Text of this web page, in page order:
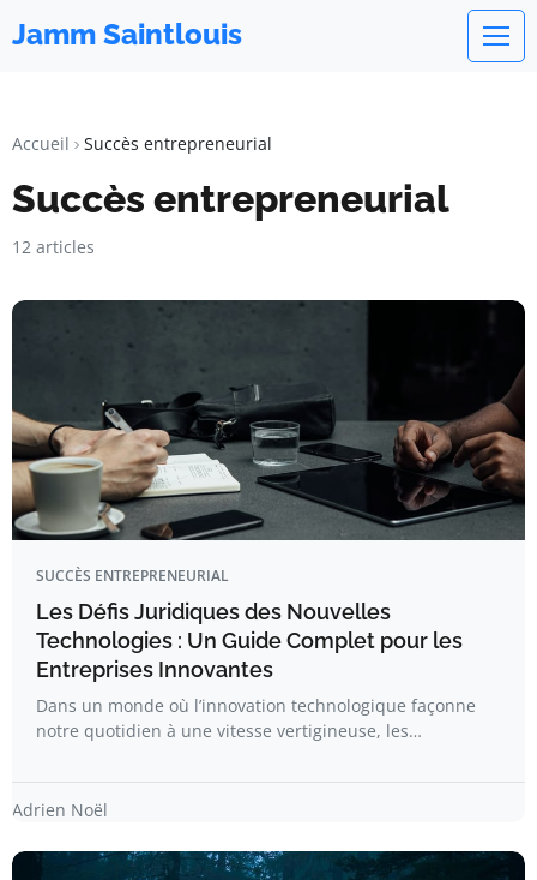
Jamm Saintlouis
Accueil Succès entrepreneurial
Succès entrepreneurial
12 articles
SUCCÈS ENTREPRENEURIAL
Les Défis Juridiques des Nouvelles
Technologies : Un Guide Complet pour les
Entreprises Innovantes
Dans un monde où l’innovation technologique façonne
notre quotidien à une vitesse vertigineuse, les…
Adrien Noël